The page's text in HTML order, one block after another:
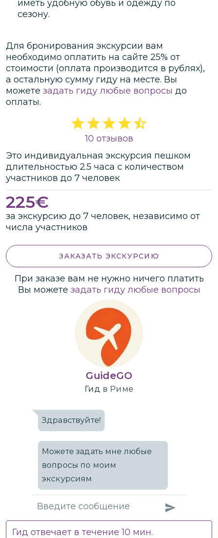
иметь удобную обувь и одежду по
сезону.
Для бронирования экскурсии вам
необходимо оплатить на сайте 25% от
стоимости (оплата производится в рублях),
а остальную сумму гиду на месте. Вы
можете задать гиду любые вопросы до
оплаты.
10 отзывов
Это индивидуальная экскурсия пешком
длительностью 2.5 часа с количеством
участников до 7 человек
225€
за экскурсию до 7 человек, независимо от
числа участников
ЗАКАЗАТЬ ЭКСКУРСИЮ
При заказе вам не нужно ничего платить
Вы можете задать гиду любые вопросы
GuideGO
Гид в Риме
Здравствуйте!
Можете задать мне любые
вопросы по моим
экскурсиям
Гид отвечает в течение10 мин.